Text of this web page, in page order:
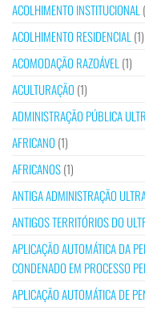
ACOLHIMENTO INSTITUCIONAL
ACOLHIMENTO RESIDENCIAL (1)
ACOMODAÇÃO RAZOÁVEL (1)
ACULTURAÇÃO (1)
ADMINISTRAÇÃO PÚBLICA
AFRICANO (1)
AFRICANOS(1)
ANTIGA ADMINISTRAÇÃO
ANTIGOS TERRITÓRIOS DO
APLICAÇÃO AUTOMÁTICA DA
CONDENADO EM PROCESSO
APLICAÇÃO AUTOMÁTICA DE